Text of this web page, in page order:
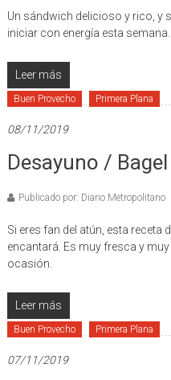
Un sándwich delicioso y rico, y
iniciar con energía esta semana.
Leer más
Buen Provecho Primera Plana
08/11/2019
Desayuno /
Publicado por: Diario Metropolitano
Si eres fan del atún, esta receta
encantará. Es muy fresca y
ocasión.
Leer más
Buen Provecho Primera Plana
07/11/2019